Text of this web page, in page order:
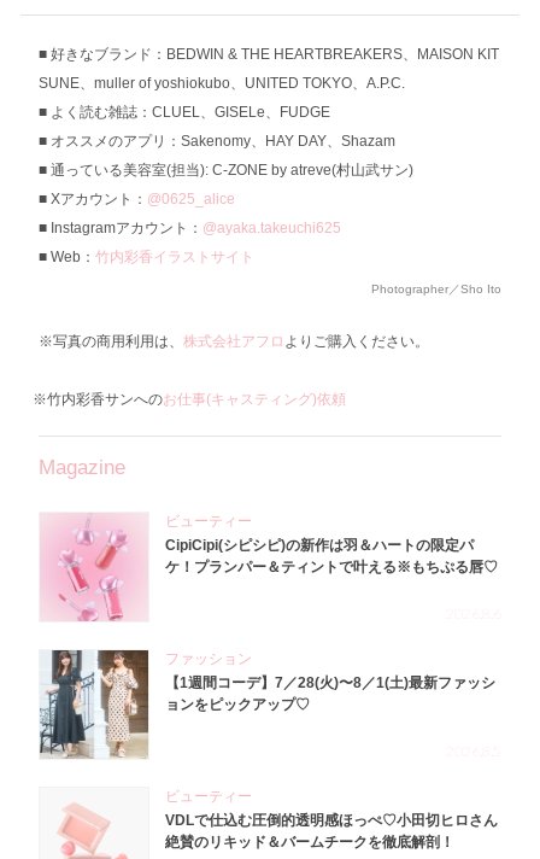
好きなブランド：BEDWIN & THE HEARTBREAKERS、MAISON KIT
SUNE、muller of yoshiokubo、UNITED TOKYO、A.P.C.
よく読む雑誌：CLUEL、GISELe、FUDGE
オススメのアプリ：Sakenomy、HAY DAY、Shazam
通っている美容室(担当): C-ZONE by atreve(村山武サン)
Xアカウント： @0625_alice
Instagramアカウント： @ayaka.takeuchi625
Web： 竹内彩香イラストサイト
Photographer／Sho Ito
※写真の商用利用は、 株式会社アフロ よりご購入ください。
※竹内彩香サンへのお仕事(キャスティング)依頼
Magazine
ビューティー
CipiCipi(シピシピ)の新作は羽＆ハートの限定パ
ケ！プランパー＆ティントで叶える※もちぷる唇♡
ファッション
【1週間コーデ】7／28(火)〜8／1(土)最新ファッシ
ョンをピックアップ♡
ビューティー
VDLで仕込む圧倒的透明感ほっぺ♡小田切ヒロさん
絶賛のリキッド＆バームチークを徹底解剖！